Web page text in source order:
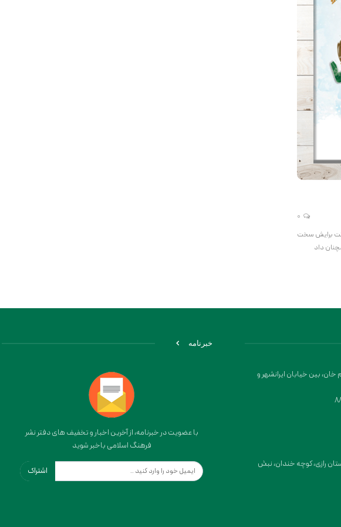
برایش سخت
داد
بین خیابان ایرانشهر و
رازی، کوچه خندان، نبش
خبرنامه
با عضویت در خبرنامه، از آخرین اخبار و تخفیف های دفتر نشر
فرهنگ اسلامی باخبر شوید
اشتراک